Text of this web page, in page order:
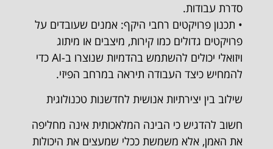
סדרת עבודות.
• תכנון פרויקטים רחבי היקף: אמנים שעובדים על
פרויקטים גדולים כמו קירות, מיצבים או מיתוג
ויזואלי יכולים להשתמש בהדמיות שנוצרו ב-AI כדי
להמחיש כיצד העבודה תיראה במרחב הפיזי.
שילוב בין יצירתיות אנושית לחדשנות טכנולוגית
חשוב להדגיש כי הבינה המלאכותית אינה מחליפה
את האמן, אלא משמשת ככלי שמעצים את היכולות